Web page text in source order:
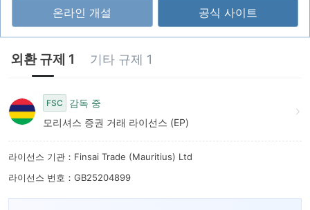
8
9
3
4
5
6
7
8
9
3
4
6
7
8
9
온라인 개설 공식 사이트
외환 규제 1 기타 규제 1
FSC
감독 중
모리셔스 증권 거래 라이선스 (EP)
라이선스 기관：Finsai Trade (Mauritius) Ltd
라이선스 번호：GB25204899